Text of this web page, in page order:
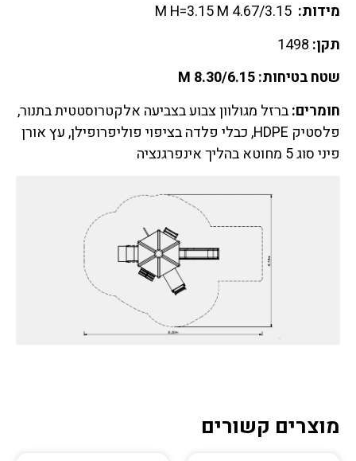
מידות:
תקן:
שטח בטיחות: 8.30/6.15 M
חומרים:ברזל מגולוון צבוע בצביעה אלקטרוסטטית בתנור,
פלסטיק HDPE, כבלי פלדה בציפוי פוליפרופילן, עץ אורן
פיני סוג 5 מחוטא בהליך אינפרגנציה
מוצרים קשורים